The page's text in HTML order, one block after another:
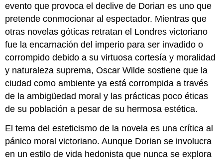
evento que provoca el declive de Dorian es uno que
pretende conmocionar al espectador. Mientras que
otras novelas góticas retratan el Londres victoriano
fue la encarnación del imperio para ser invadido o
corrompido debido a su virtuosa cortesía y moralidad
y naturaleza suprema, Oscar Wilde sostiene que la
ciudad como ambiente ya está corrompida a través
de la ambigüedad moral y las prácticas poco éticas
de su población a pesar de su hermosa estética.
El tema del esteticismo de la novela es una crítica al
pánico moral victoriano. Aunque Dorian se involucra
en un estilo de vida hedonista que nunca se explora